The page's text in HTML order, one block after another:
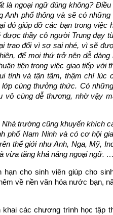
là ngoại ngữ đúng không?
Anh phổ thông và sẽ có
đó giúp đỡ các bạn trong việc
thầy cô người Trung dạy
trao đổi vì sợ sai nhé, vì sẽ
để mọi thứ trở nên dễ
tiện trong việc giao tiếp với
tính và tận tâm, thậm chí lúc
cùng thưởng thức. Có
vô cùng dễ thương, nhờ vậy
trường cũng khuyến khích
phố Nam Ninh và có cơ hội
thế giới như Anh, Nga, Mỹ,
vừa tăng khả năng ngoại ngữ.
cho sinh viên giúp cho
về nền văn hóa nước bạn,
các chương trình học tập